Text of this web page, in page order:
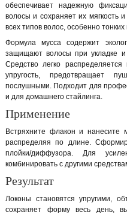
обеспечивает надежную
волосы и сохраняет их мягкость
всех типов волос, особенно
Формула мусса содержит
защищают волосы при укладке и
Средство легко
упругость, предотвращает
послушными. Подходит для
и для домашнего стайлинга.
Применение
Встряхните флакон и нанесите
распределяя по длине.
плойки/диффузора. Для
комбинировать с другими
Результат
Локоны становятся упругими,
сохраняет форму весь день,